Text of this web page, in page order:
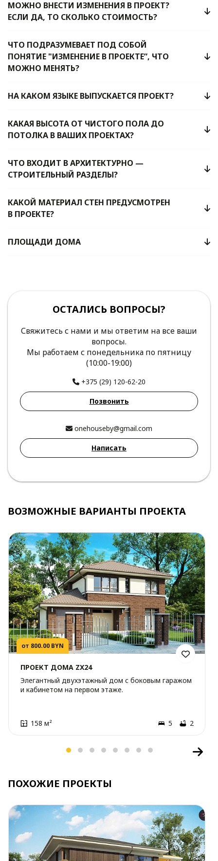
МОЖНО ВНЕСТИ ИЗМЕНЕНИЯ В ПРОЕКТ?
ЕСЛИ ДА, ТО СКОЛЬКО СТОИМОСТЬ?
ЧТО ПОДРАЗУМЕВАЕТ ПОД СОБОЙ
ПОНЯТИЕ "ИЗМЕНЕНИЕ В ПРОЕКТЕ”, ЧТО
МОЖНО МЕНЯТЬ?
НА КАКОМ ЯЗЫКЕ ВЫПУСКАЕТСЯ ПРОЕКТ?
КАКАЯ ВЫСОТА ОТ ЧИСТОГО ПОЛА ДО
ПОТОЛКА В ВАШИХ ПРОЕКТАХ?
ЧТО ВХОДИТ В АРХИТЕКТУРНО —
СТРОИТЕЛЬНЫЙ РАЗДЕЛЫ?
КАКОЙ МАТЕРИАЛ СТЕН ПРЕДУСМОТРЕН
В ПРОЕКТЕ?
ПЛОЩАДИ ДОМА
ОСТАЛИСЬ ВОПРОСЫ?
Свяжитесь с нами и мы ответим на все ваши
вопросы.
Мы работаем с понедельника по пятницу
(10:00-19:00)
+375 (29) 120-62-20
Позвонить
onehouseby@gmail.com
Написать
ВОЗМОЖНЫЕ ВАРИАНТЫ ПРОЕКТА
от 800.00 BYN
ПРОЕКТ ДОМА ZX24
Элегантный двухэтажный дом с боковым гаражом
и кабинетом на первом этаже.
158 м² 5 2
ПОХОЖИЕ ПРОЕКТЫ